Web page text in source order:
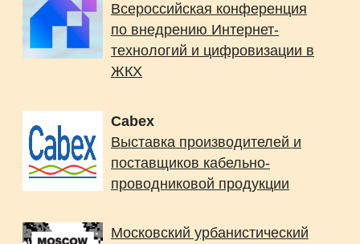
Всероссийская конференция
по внедрению Интернет-
технологий и цифровизации в
ЖКХ
Cabex
Выставка производителей и
поставщиков кабельно-
проводниковой продукции
Московский урбанистический